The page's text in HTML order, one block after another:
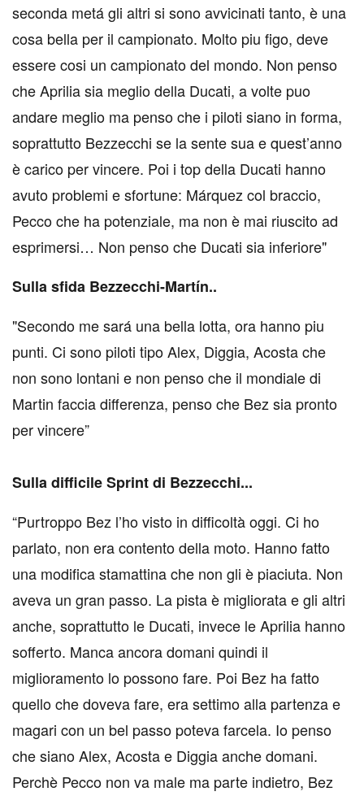
seconda metá gli altri si sono avvicinati tanto, è una
cosa bella per il campionato. Molto piu figo, deve
essere cosi un campionato del mondo. Non penso
che Aprilia sia meglio della Ducati, a volte puo
andare meglio ma penso che i piloti siano in forma,
soprattutto Bezzecchi se la sente sua e quest’anno
è carico per vincere. Poi i top della Ducati hanno
avuto problemi e sfortune: Márquez col braccio,
Pecco che ha potenziale, ma non è mai riuscito ad
esprimersi… Non penso che Ducati sia inferiore"
Sulla sfida Bezzecchi-Martín..
"Secondo me sará una bella lotta, ora hanno piu
punti. Ci sono piloti tipo Alex, Diggia, Acosta che
non sono lontani e non penso che il mondiale di
Martin faccia differenza, penso che Bez sia pronto
per vincere”
Sulla difficile Sprint di Bezzecchi...
“Purtroppo Bez l’ho visto in difficoltà oggi. Ci ho
parlato, non era contento della moto. Hanno fatto
una modifica stamattina che non gli è piaciuta. Non
aveva un gran passo. La pista è migliorata e gli altri
anche, soprattutto le Ducati, invece le Aprilia hanno
sofferto. Manca ancora domani quindi il
miglioramento lo possono fare. Poi Bez ha fatto
quello che doveva fare, era settimo alla partenza e
magari con un bel passo poteva farcela. Io penso
che siano Alex, Acosta e Diggia anche domani.
Perchè Pecco non va male ma parte indietro, Bez